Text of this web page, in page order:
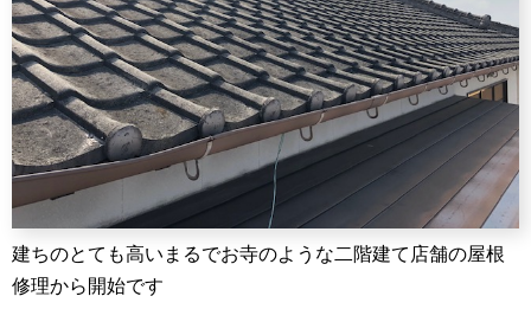
建ちのとても高いまるでお寺のような二階建て店舗の屋根
修理から開始です